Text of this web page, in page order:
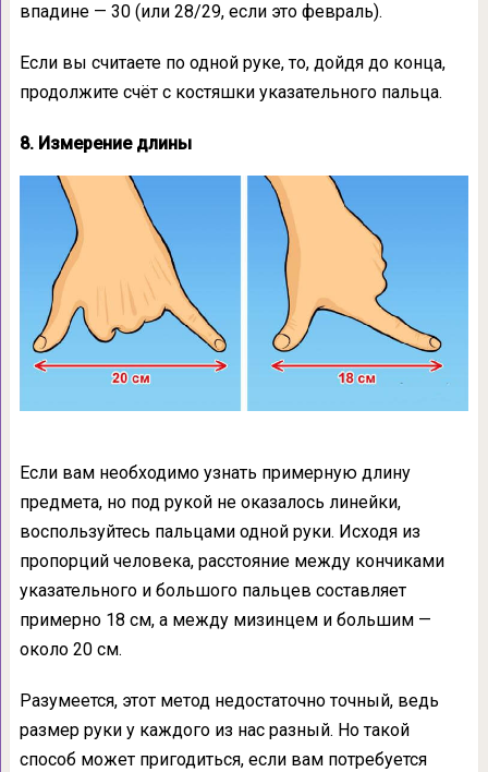
впадине — 30 (или 28/29, если это февраль).
Если вы считаете по одной руке, то, дойдя до конца,
продолжите счёт с костяшки указательного пальца.
8. Измерение длины
Если вам необходимо узнать примерную длину
предмета, но под рукой не оказалось линейки,
воспользуйтесь пальцами одной руки. Исходя из
пропорций человека, расстояние между кончиками
указательного и большого пальцев составляет
примерно 18 см, а между мизинцем и большим —
около 20 см.
Разумеется, этот метод недостаточно точный, ведь
размер руки у каждого из нас разный. Но такой
способ может пригодиться, если вам потребуется